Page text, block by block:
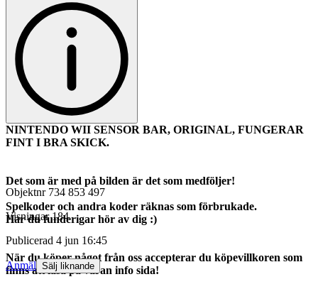
NINTENDO WII SENSOR BAR, ORIGINAL, FUNGERAR
FINT I BRA SKICK.
Det som är med på bilden är det som medföljer!
Spelkoder och andra koder räknas som förbrukade.
Har du funderigar hör av dig :)
När du köper något från oss accepterar du köpevillkoren som
finns att läsa på våran info sida!
Objektnr 734 853 497
Visningar 184
Publicerad 4 jun 16:45
Anmäl Sälj liknande